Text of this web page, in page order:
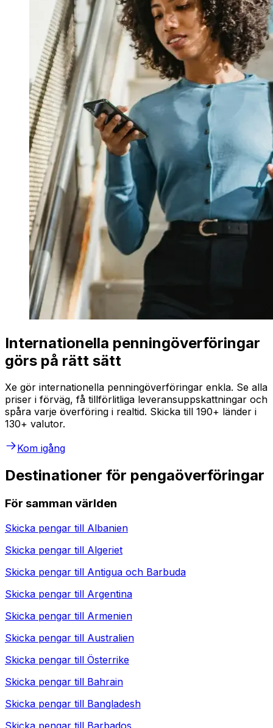
Internationella penningöverföringar
görs på rätt sätt
Xe gör internationella penningöverföringar enkla. Se alla
priser i förväg, få tillförlitliga leveransuppskattningar och
spåra varje överföring i realtid. Skicka till 190+ länder i
130+ valutor.
Kom igång
Destinationer för pengaöverföringar
För samman världen
Skicka pengar till Albanien
Skicka pengar till Algeriet
Skicka pengar till Antigua och Barbuda
Skicka pengar till Argentina
Skicka pengar till Armenien
Skicka pengar till Australien
Skicka pengar till Österrike
Skicka pengar till Bahrain
Skicka pengar till Bangladesh
Skicka pengar till Barbados